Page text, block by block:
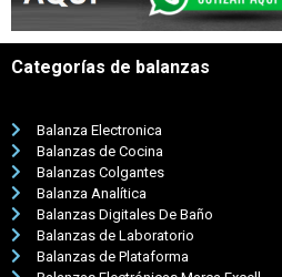
Categorías de balanzas
Balanza Electronica
Balanzas de Cocina
Balanzas Colgantes
Balanza Analítica
Balanzas Digitales De Baño
Balanzas de Laboratorio
Balanzas de Plataforma